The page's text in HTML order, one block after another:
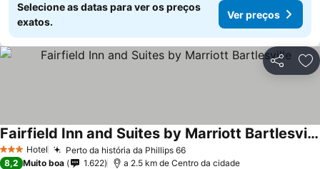
Selecione as datas para ver os preços
exatos.
Ver preços
Partilhar
3 EstrelasHotel Perto da história da Phillips 66Ver preços
Fairfield Inn and Suites by Marriott Bartlesville
Ver preços
8,2 Muito boa 1.622 a 2.5 km de Centro da cidade